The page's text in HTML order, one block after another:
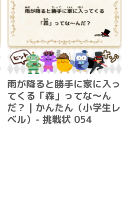
雨が降ると勝手に家に入っ
てくる「森」ってな～ん
だ？ | かんたん（小学生レ
ベル）- 挑戦状 054